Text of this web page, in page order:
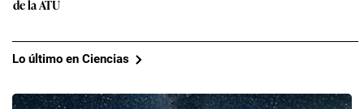
de la ATU
Lo último en Ciencias